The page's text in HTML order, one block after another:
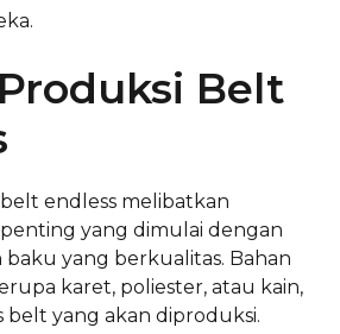
Belt
endless melibatkan
yang dimulai dengan
baku yang berkualitas. Bahan
karet, poliester, atau kain,
yang akan diproduksi.